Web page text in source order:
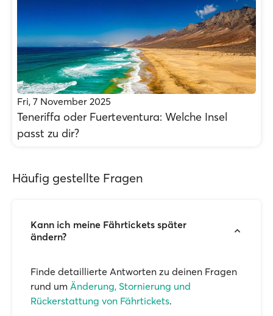
Fri, 7 November 2025
Teneriffa oder Fuerteventura: Welche Insel
passt zu dir?
Häufig gestellte Fragen
Kann ich meine Fährtickets später
ändern?
Finde detaillierte Antworten zu deinen Fragen
rund um Änderung, Stornierung und
Rückerstattung von Fährtickets.